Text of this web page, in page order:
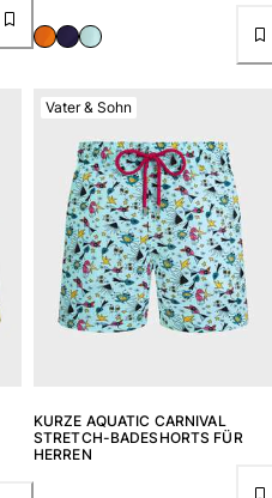
KURZE AQUATIC CARNIVAL
STRETCH-BADESHORTS FÜR
HERREN
Vater & Sohn